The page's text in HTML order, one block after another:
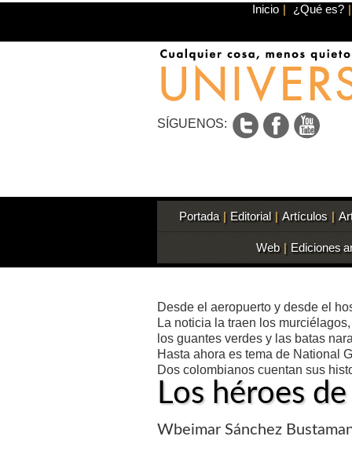
Inicio | ¿Qué es? |
SÍGUENOS:
Portada | Editorial | Artículos |
Web | Ediciones
Desde el aeropuerto y desde el
La noticia la traen los
los guantes verdes y las batas
Hasta ahora es tema de National
Dos colombianos cuentan sus
Los héroes
Wbeimar Sánchez